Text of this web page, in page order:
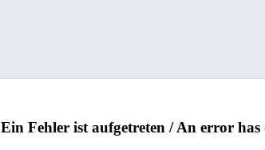
Ein Fehler ist aufgetreten / An error has